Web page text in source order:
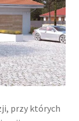
przy których